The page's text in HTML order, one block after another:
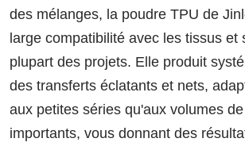
des mélanges, la poudre TPU de
large compatibilité avec les tissus et
plupart des projets. Elle produit
des transferts éclatants et nets,
aux petites séries qu'aux volumes
importants, vous donnant des